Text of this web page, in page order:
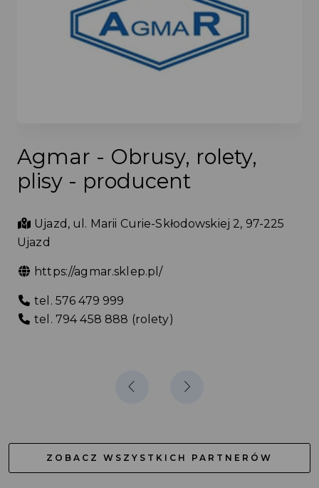
Akademia Sportu w
Niewiadowie
Osiedle Niewiadów 42, 97-225 Ujazd
+ 48 44 741 47 23
ZOBACZ WSZYSTKICH PARTNERÓW